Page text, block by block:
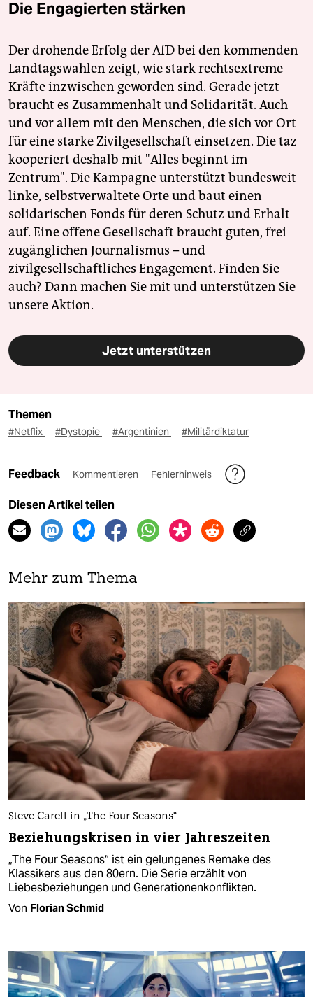
Die Engagierten stärken
Der drohende Erfolg der AfD bei den kommenden
Landtagswahlen zeigt, wie stark rechtsextreme
Kräfte inzwischen geworden sind. Gerade jetzt
braucht es Zusammenhalt und Solidarität. Auch
und vor allem mit den Menschen, die sich vor Ort
für eine starke Zivilgesellschaft einsetzen. Die taz
kooperiert deshalb mit "Alles beginnt im
Zentrum". Die Kampagne unterstützt bundesweit
linke, selbstverwaltete Orte und baut einen
solidarischen Fonds für deren Schutz und Erhalt
auf. Eine offene Gesellschaft braucht guten, frei
zugänglichen Journalismus – und
zivilgesellschaftliches Engagement. Finden Sie
auch? Dann machen Sie mit und unterstützen Sie
unsere Aktion.
Jetzt unterstützen
Themen
#Netflix #Dystopie #Argentinien #Militärdiktatur
Feedback Kommentieren Fehlerhinweis
Diesen Artikel teilen
Mehr zum Thema
Steve Carell in „The Four Seasons“
Beziehungskrisen in vier Jahreszeiten
„The Four Seasons“ ist ein gelungenes Remake des
Klassikers aus den 80ern. Die Serie erzählt von
Liebesbeziehungen und Generationenkonflikten.
Von Florian Schmid